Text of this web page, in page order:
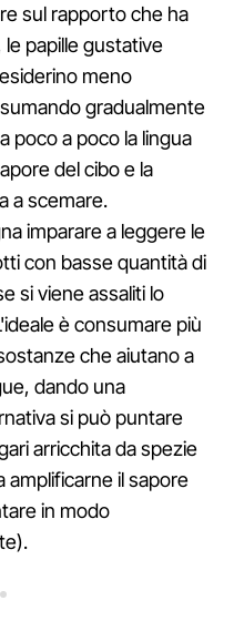
sul rapporto che ha
le papille gustative
meno
gradualmente
poco a poco la lingua
del cibo e la
a scemare.
imparare a leggere le
con basse quantità di
si viene assaliti lo
è consumare più
che aiutano a
dando una
si può puntare
arricchita da spezie
il sapore
in modo